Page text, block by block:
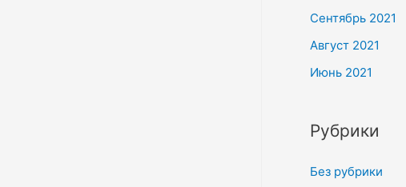
Сентябрь 2021
Август 2021
Июнь 2021
Рубрики
Без рубрики